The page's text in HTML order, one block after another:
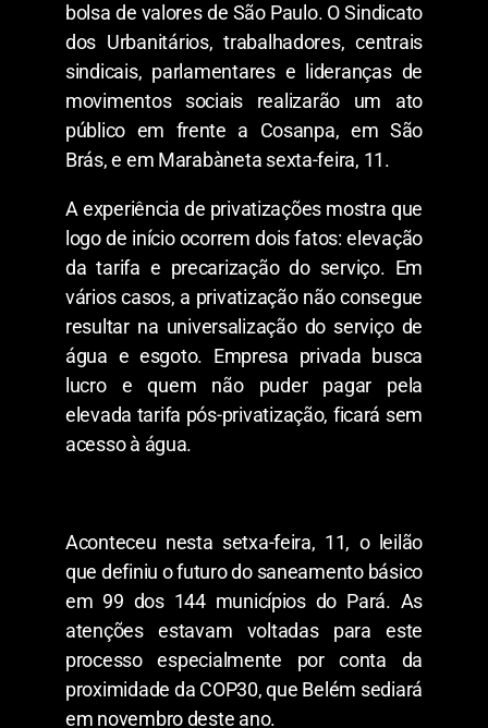
bolsa de valores de São Paulo. O Sindicato
dos Urbanitários, trabalhadores, centrais
sindicais, parlamentares e lideranças de
movimentos sociais realizarão um ato
público em frente a Cosanpa, em São
Brás, e em Marabàneta sexta-feira, 11.
A experiência de privatizações mostra que
logo de início ocorrem dois fatos: elevação
da tarifa e precarização do serviço. Em
vários casos, a privatização não consegue
resultar na universalização do serviço de
água e esgoto. Empresa privada busca
lucro e quem não puder pagar pela
elevada tarifa pós-privatização, ficará sem
acesso à água.
Aconteceu nesta setxa-feira, 11, o leilão
que definiu o futuro do saneamento básico
em 99 dos 144 municípios do Pará. As
atenções estavam voltadas para este
processo especialmente por conta da
proximidade da COP30, que Belém sediará
em novembro deste ano.